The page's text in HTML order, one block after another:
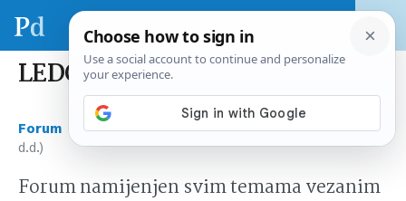
LEDO (Ledo d.d.)
Forum Tržište kapitala Hrvatska ›
LEDO (Ledo
d.d.)
Forum namijenjen svim temama vezanim